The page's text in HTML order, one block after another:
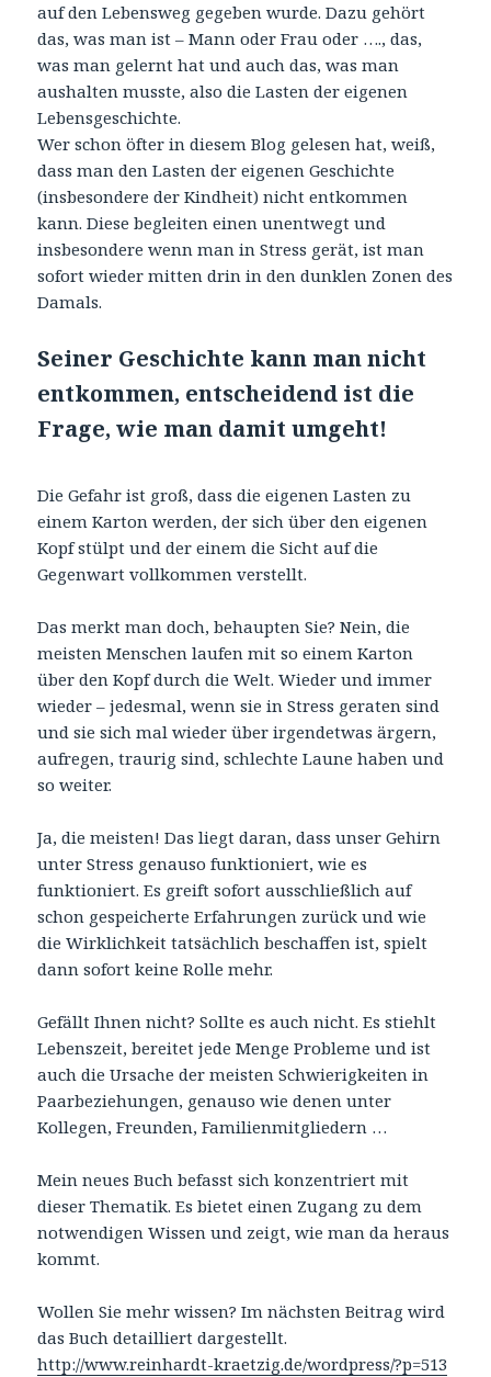
auf den Lebensweg gegeben wurde. Dazu gehört
das, was man ist – Mann oder Frau oder …., das,
was man gelernt hat und auch das, was man
aushalten musste, also die Lasten der eigenen
Lebensgeschichte.
Wer schon öfter in diesem Blog gelesen hat, weiß,
dass man den Lasten der eigenen Geschichte
(insbesondere der Kindheit) nicht entkommen
kann. Diese begleiten einen unentwegt und
insbesondere wenn man in Stress gerät, ist man
sofort wieder mitten drin in den dunklen Zonen des
Damals.
Seiner Geschichte kann man nicht
entkommen, entscheidend ist die
Frage, wie man damit umgeht!
Die Gefahr ist groß, dass die eigenen Lasten zu
einem Karton werden, der sich über den eigenen
Kopf stülpt und der einem die Sicht auf die
Gegenwart vollkommen verstellt.
Das merkt man doch, behaupten Sie? Nein, die
meisten Menschen laufen mit so einem Karton
über den Kopf durch die Welt. Wieder und immer
wieder – jedesmal, wenn sie in Stress geraten sind
und sie sich mal wieder über irgendetwas ärgern,
aufregen, traurig sind, schlechte Laune haben und
so weiter.
Ja, die meisten! Das liegt daran, dass unser Gehirn
unter Stress genauso funktioniert, wie es
funktioniert. Es greift sofort ausschließlich auf
schon gespeicherte Erfahrungen zurück und wie
die Wirklichkeit tatsächlich beschaffen ist, spielt
dann sofort keine Rolle mehr.
Gefällt Ihnen nicht? Sollte es auch nicht. Es stiehlt
Lebenszeit, bereitet jede Menge Probleme und ist
auch die Ursache der meisten Schwierigkeiten in
Paarbeziehungen, genauso wie denen unter
Kollegen, Freunden, Familienmitgliedern …
Mein neues Buch befasst sich konzentriert mit
dieser Thematik. Es bietet einen Zugang zu dem
notwendigen Wissen und zeigt, wie man da heraus
kommt.
Wollen Sie mehr wissen? Im nächsten Beitrag wird
das Buch detailliert dargestellt.
http://www.reinhardt-kraetzig.de/wordpress/?p=513